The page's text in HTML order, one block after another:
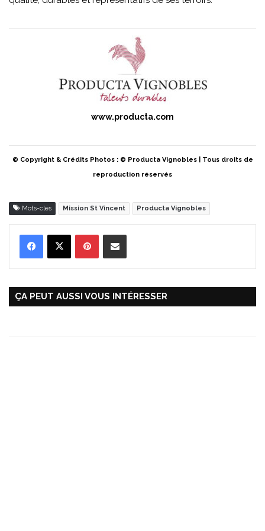
www.producta.com
© Copyright & Crédits Photos : © Producta Vignobles | Tous droits de
reproduction réservés
Mots-clés Mission St Vincent Producta Vignobles
ÇA PEUT AUSSI VOUS INTÉRESSER